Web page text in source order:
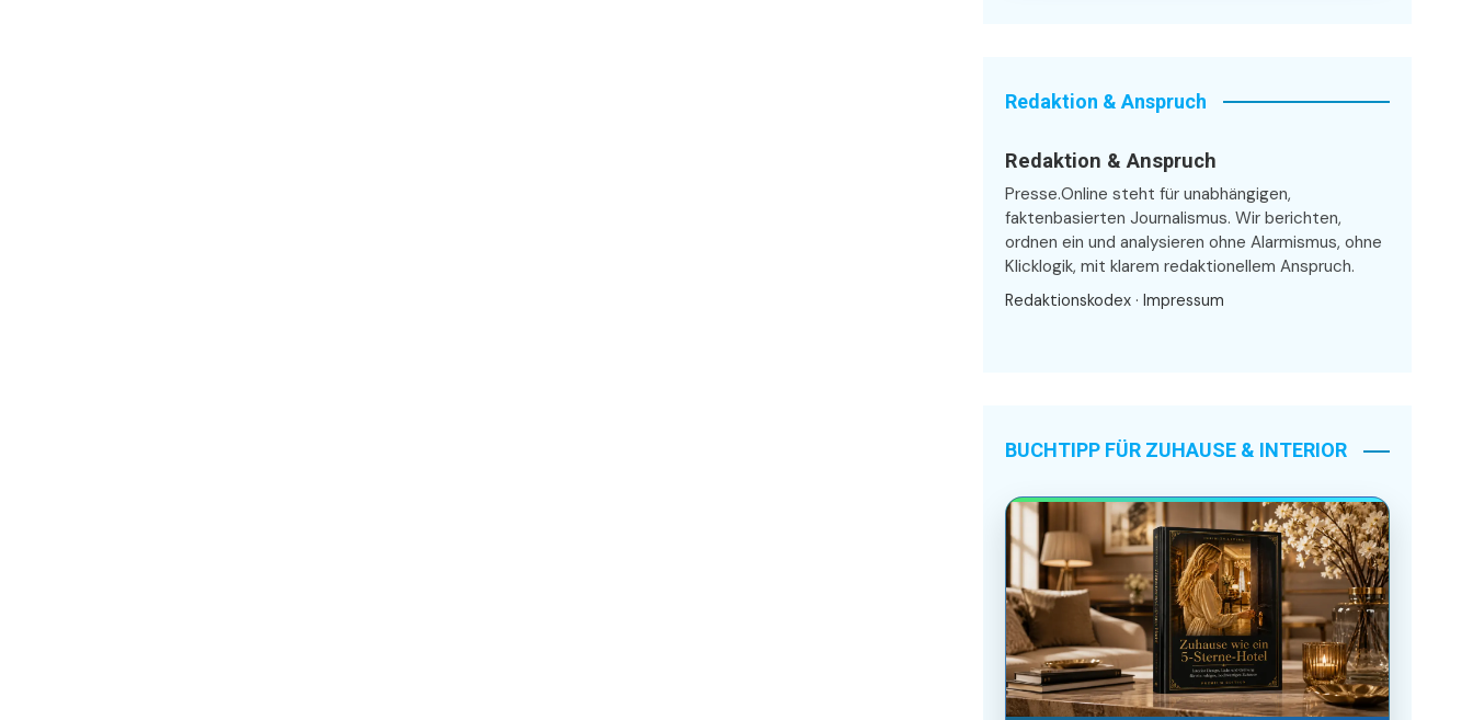
Redaktion & Anspruch
Redaktion & Anspruch
Presse.Online steht für unabhängigen,
faktenbasierten Journalismus. Wir berichten,
ordnen ein und analysieren ohne Alarmismus, ohne
Klicklogik, mit klarem redaktionellem Anspruch.
Redaktionskodex · Impressum
BUCHTIPP FÜR ZUHAUSE & INTERIOR